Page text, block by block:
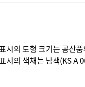
시의 도형 크기는 공산
시의 색채는 남색(KS A